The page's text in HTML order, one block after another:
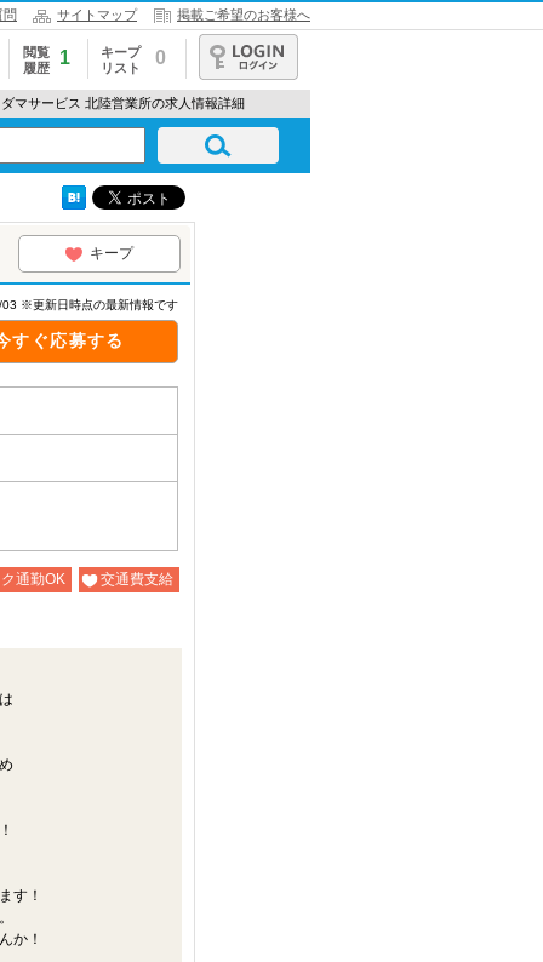
問 サイトマップ 掲載ご希望のお客様へ
閲覧
履歴
1
キープ
リスト
0
ログイン
マサービス 北陸営業所の求人情報詳細
キープ
※更新日時点の最新情報です
すぐ応募する
通勤OK 交通費支給
す！
か！